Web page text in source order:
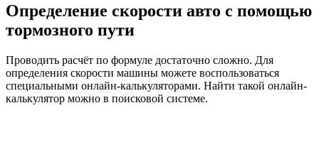
Определение скорости авто с помощью
тормозного пути
Проводить расчёт по формуле достаточно сложно. Для
определения скорости машины можете воспользоваться
специальными онлайн-калькуляторами. Найти такой онлайн-
калькулятор можно в поисковой системе.